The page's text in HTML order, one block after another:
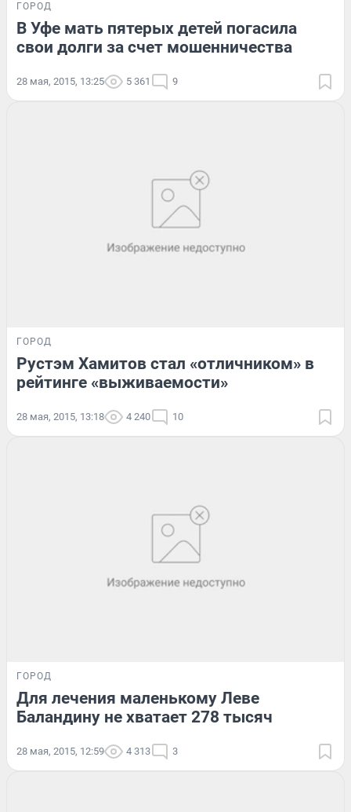
ГОРОД
В Уфе мать пятерых детей погасила
свои долги за счет мошенничества
28 мая, 2015, 13:25 5 361 9
ГОРОД
Рустэм Хамитов стал «отличником» в
рейтинге «выживаемости»
28 мая, 2015, 13:18 4 240 10
ГОРОД
Для лечения маленькому Леве
Баландину не хватает 278 тысяч
28 мая, 2015, 12:59 4 313 3